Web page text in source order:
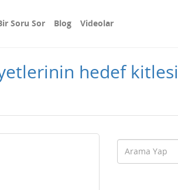
Soru Sor Blog Videolar
hedef kitlesi